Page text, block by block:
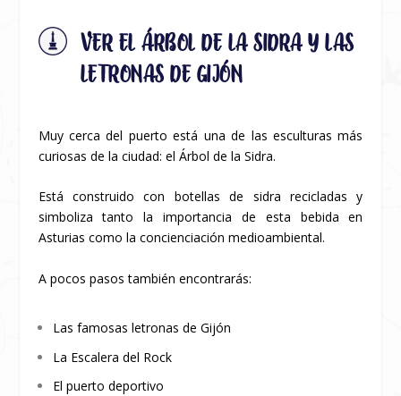
VER EL ÁRBOL DE LA SIDRA Y LAS
LETRONAS DE GIJÓN
Muy cerca del puerto está una de las esculturas más
curiosas de la ciudad: el Árbol de la Sidra.
Está construido con botellas de sidra recicladas y
simboliza tanto la importancia de esta bebida en
Asturias como la concienciación medioambiental.
A pocos pasos también encontrarás:
Las famosas letronas de Gijón
La Escalera del Rock
El puerto deportivo